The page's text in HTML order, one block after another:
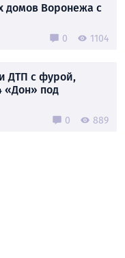
домов Воронежа с
0 1104
ДТП с фурой,
под
0 889